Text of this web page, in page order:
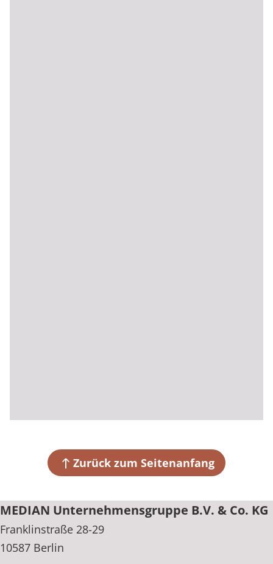
Zurück zum Seitenanfang
MEDIAN Unternehmensgruppe B.V. & Co. KG
Franklinstraße 28-29
10587 Berlin